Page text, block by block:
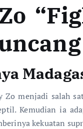
Zo menjadi salah
Kemudian ia
kekuatan